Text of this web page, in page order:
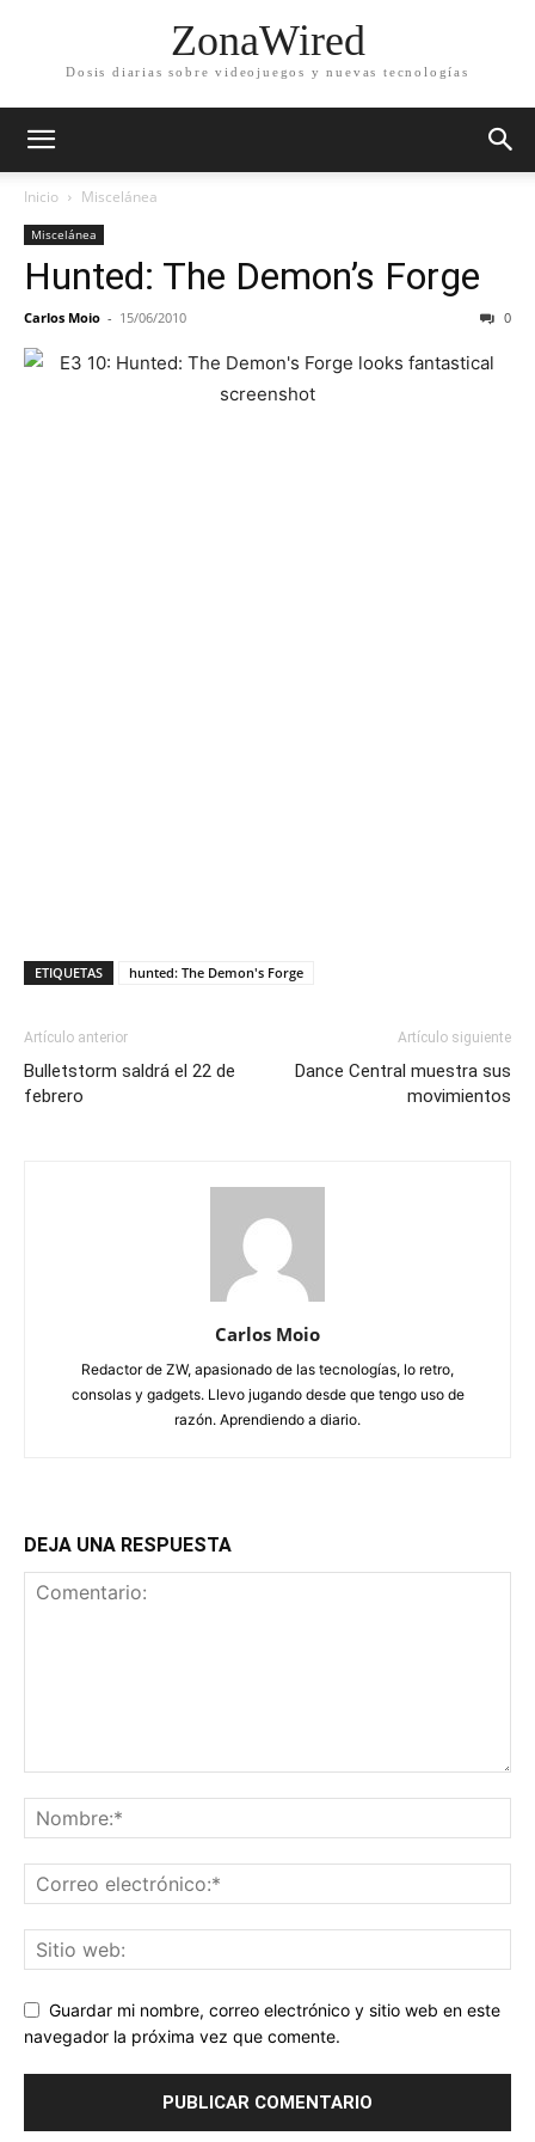
ZonaWired
Dosis diarias sobre videojuegos y nuevas tecnologías
Inicio Miscelánea
Miscelánea
Hunted: The Demon’s Forge
Carlos Moio - 15/06/2010 0
ETIQUETAS hunted: The Demon's Forge
Artículo anterior
Bulletstorm saldrá el 22 de
febrero
Artículo siguiente
Dance Central muestra sus
movimientos
Carlos Moio
Redactor de ZW, apasionado de las tecnologías, lo retro,
consolas y gadgets. Llevo jugando desde que tengo uso de
razón. Aprendiendo a diario.
DEJA UNA RESPUESTA
Guardar mi nombre, correo electrónico y sitio web en este
navegador la próxima vez que comente.